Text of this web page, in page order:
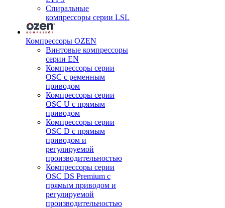
Спиральные
компрессоры серии LSL
Компрессоры OZEN
Винтовые компрессоры
серии EN
Компрессоры серии
OSC с ременным
приводом
Компрессоры серии
OSC U с прямым
приводом
Компрессоры серии
OSC D с прямым
приводом и
регулируемой
производительностью
Компрессоры серии
OSC DS Premium с
прямым приводом и
регулируемой
производительностью